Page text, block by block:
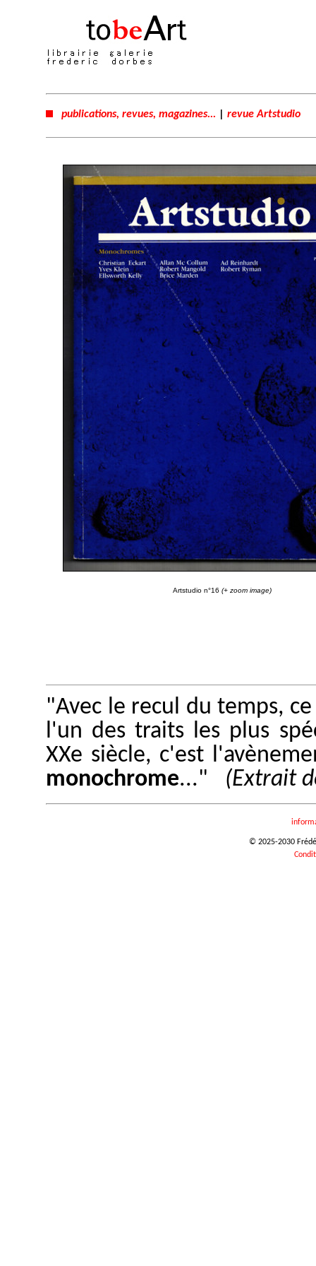
publications, revues, magazines... revue Artstudio
Artstudio n°16 (+ zoom image)
"Avec le recul du temps,
l'un des traits les plus
XXe siècle, c'est
monochrome..." (Extrait
© 2025-2030